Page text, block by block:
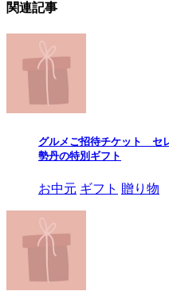
関連記事
グルメご招待チケット セ
勢丹の特別ギフト
お中元 ギフト 贈り物